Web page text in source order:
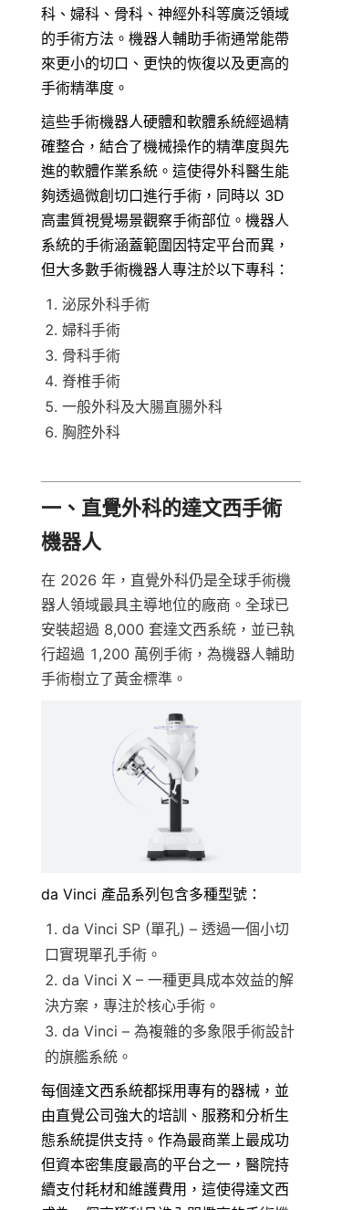
科、婦科、骨科、神經外科等廣泛領域
的手術方法。機器人輔助手術通常能帶
來更小的切口、更快的恢復以及更高的
手術精準度。
這些手術機器人硬體和軟體系統經過精
確整合，結合了機械操作的精準度與先
進的軟體作業系統。這使得外科醫生能
夠透過微創切口進行手術，同時以 3D
高畫質視覺場景觀察手術部位。機器人
系統的手術涵蓋範圍因特定平台而異，
但大多數手術機器人專注於以下專科：
泌尿外科手術
婦科手術
骨科手術
脊椎手術
一般外科及大腸直腸外科
胸腔外科
一、直覺外科的達文西手術
機器人
在 2026 年，直覺外科仍是全球手術機
器人領域最具主導地位的廠商。全球已
安裝超過 8,000 套達文西系統，並已執
行超過 1,200 萬例手術，為機器人輔助
手術樹立了黃金標準。
da Vinci 產品系列包含多種型號：
da Vinci SP (單孔) – 透過一個小切
口實現單孔手術。
da Vinci X – 一種更具成本效益的解
決方案，專注於核心手術。
da Vinci – 為複雜的多象限手術設計
的旗艦系統。
每個達文西系統都採用專有的器械，並
由直覺公司強大的培訓、服務和分析生
態系統提供支持。作為最商業上最成功
但資本密集度最高的平台之一，醫院持
續支付耗材和維護費用，這使得達文西